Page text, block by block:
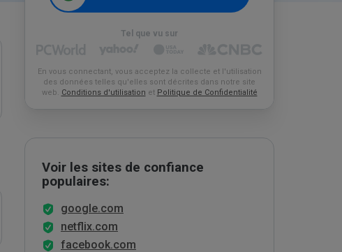
Tel que vu sur
En vous connectant, vous acceptez la collecte et l'utilisation
des données telles qu'elles sont décrites dans notre site
web. Conditions d'utilisation et Politique de Confidentialité
Voir les sites de confiance
populaires:
google.com
netflix.com
facebook.com